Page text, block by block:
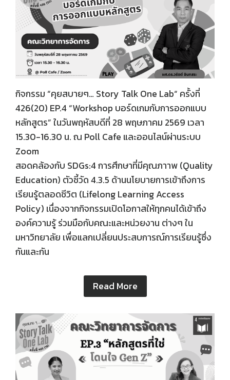
กิจกรรม “คุยสบายๆ… Story Talk One Lab“ ครั้งที่
426(20) EP.4 “Workshop บอร์ดเกมกับการออกแบบ
หลักสูตร” ในวันพฤหัสบดีที่ 28 พฤษภาคม 2569 เวลา
15.30-16.30 น. ณ Poll Cafe และออนไลน์ผ่านระบบ
Zoom
สอดคล้องกับ SDGs:4 การศึกษาที่มีคุณภาาพ (Quality
Education) ตัวชี้วัด 4.3.5 ด้านนโยบายการเข้าถึงการ
เรียนรู้ตลอดชีวิต (Lifelong Learning Access
Policy) เนื่องจากกิจกรรมเปิดโอกาสให้ทุกคนได้เข้าถึง
องค์ความรู้ ร่วมมือกับคณะและหน่วยงาน ต่างๆ ใน
มหาวิทยาลัย เพื่อแลกเปลี่ยนประสบการณ์การเรียนรู้ซึ่ง
กันและกัน
Read More